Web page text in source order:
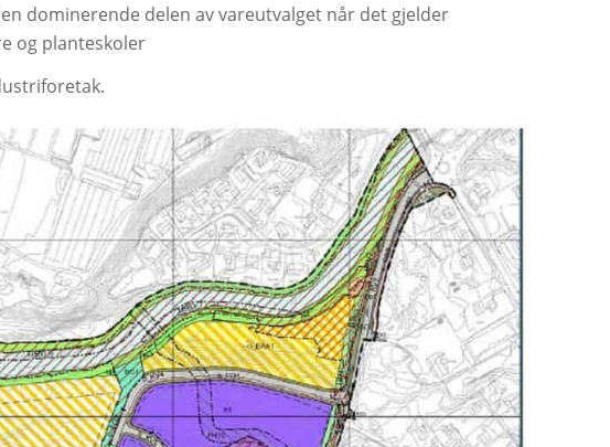
dominerende delen av vareutvalget når det gjelder
og planteskoler